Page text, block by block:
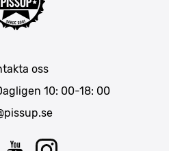
oss
10: 00-18: 00